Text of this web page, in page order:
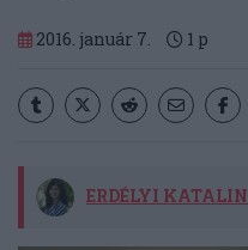
2016. január 7. 1 p
ERDÉLYI KATALIN